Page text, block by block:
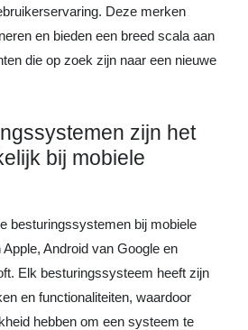
Deze merken
en bieden een breed scala aan
die op zoek zijn naar een nieuwe
zijn het
bij mobiele
besturingssystemen bij mobiele
Android van Google en
Elk besturingssysteem heeft zijn
en functionaliteiten, waardoor
hebben om een systeem te